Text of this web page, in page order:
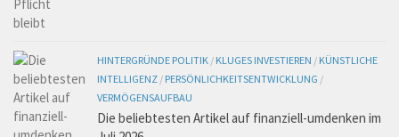
HINTERGRÜNDE POLITIK / KLUGES INVESTIEREN / KÜNSTLICHE
INTELLIGENZ / PERSÖNLICHKEITSENTWICKLUNG /
VERMÖGENSAUFBAU
Die beliebtesten Artikel auf finanziell-umdenken im